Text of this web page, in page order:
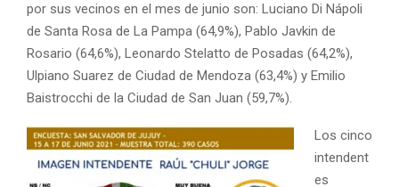
por sus vecinos en el mes de junio son: Luciano Di Nápoli
de Santa Rosa de La Pampa (64,9%), Pablo Javkin de
Rosario (64,6%), Leonardo Stelatto de Posadas (64,2%),
Ulpiano Suarez de Ciudad de Mendoza (63,4%) y Emilio
Baistrocchi de la Ciudad de San Juan (59,7%).
Los cinco
intendent
es